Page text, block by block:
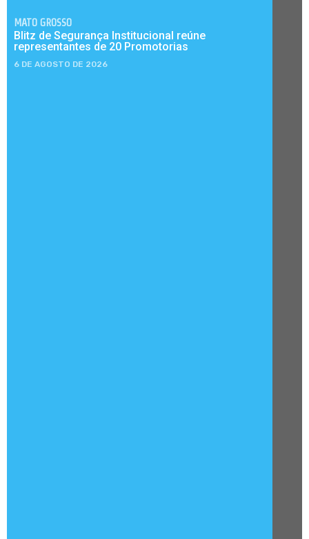
MATO GROSSO
Blitz de Segurança Institucional reúne
representantes de 20 Promotorias
6 DE AGOSTO DE 2026